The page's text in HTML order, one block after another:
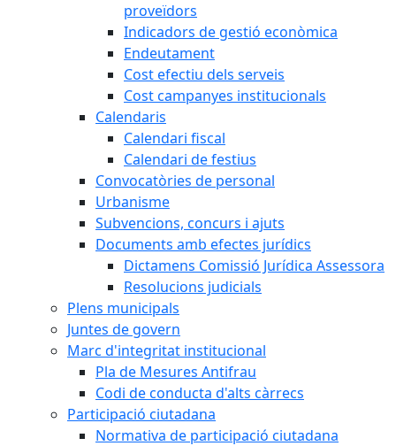
proveïdors
Indicadors de gestió econòmica
Endeutament
Cost efectiu dels serveis
Cost campanyes institucionals
Calendaris
Calendari fiscal
Calendari de festius
Convocatòries de personal
Urbanisme
Subvencions, concurs i ajuts
Documents amb efectes jurídics
Dictamens Comissió Jurídica Assessora
Resolucions judicials
Plens municipals
Juntes de govern
Marc d'integritat institucional
Pla de Mesures Antifrau
Codi de conducta d'alts càrrecs
Participació ciutadana
Normativa de participació ciutadana